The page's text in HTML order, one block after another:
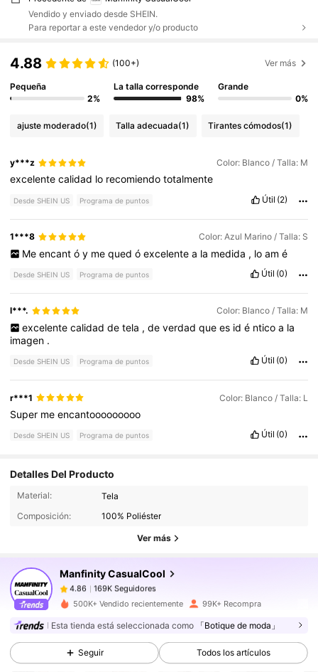
Vendido y enviado desde SHEIN.
Para reportar a este vendedor y/o producto
4.88 (100+) Ver más
Pequeña
2%
La talla corresponde
98%
Grande
0%
ajuste moderado(1) Talla adecuada(1) Tirantes cómodos(1)
y***z Color: Blanco / Talla: M
excelentecalidad lo recomiendototalmente
Desde SHEIN US Programa de puntos Útil (2)
1***8 Color: Azul Marino / Talla: S
Me encant ó y me qued ó excelente a la medida , lo am é
Desde SHEIN US Programa de puntos Útil (0)
l***. Color: Blanco / Talla: M
excelente calidad de tela , de verdad que es id é ntico a la
imagen .
Desde SHEIN US Programa de puntos Útil (0)
r***1 Color: Blanco / Talla: L
Super meencantooooooooo
Desde SHEIN US Programa de puntos Útil (0)
Detalles Del Producto
Material:
Tela
Composición:
100% Poliéster
Ver más
Manfinity CasualCool
169K Seguidores
4.86
169K Seguidores
b***0pagóHace 2 horas
4.86 169K Seguidores
500K+ Vendido recientemente 99K+ Recompra
Esta tienda está seleccionada como 「Botique de moda」
Seguir Todos los artículos